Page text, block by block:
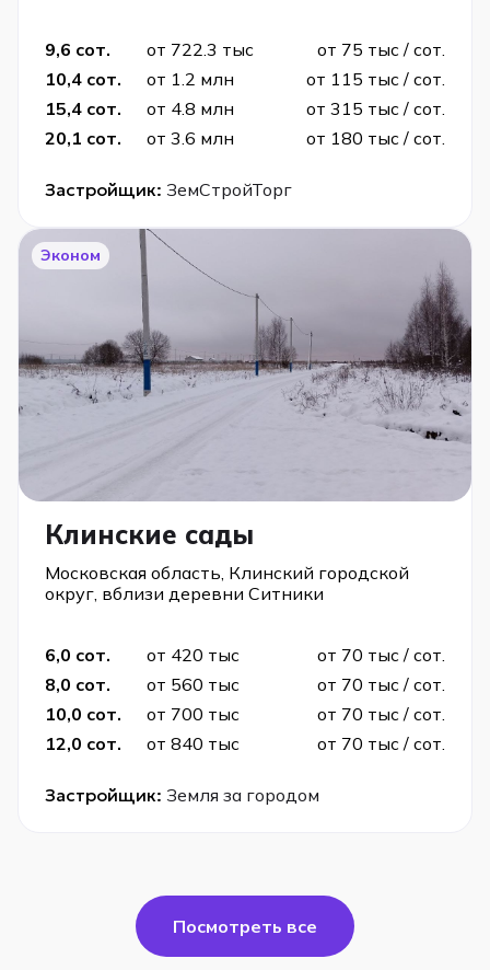
9,6 сот. от 722.3 тыс
от 75 тыс / сот.
10,4 сот.
от 1.2 млн
от 115 тыс / сот.
15,4 сот.
от 4.8 млн
от 315 тыс / сот.
20,1 сот.
от 3.6 млн от 180 тыс / сот.
Застройщик: ЗемСтройТорг
Эконом
Клинские сады
Московская область, Клинский городской
округ, вблизи деревни Ситники
6,0 сот. от 420 тыс
от 70 тыс / сот.
8,0 сот.
от 560 тыс
от 70 тыс / сот.
10,0 сот.
от 700 тыс
от 70 тыс / сот.
12,0 сот.
от 840 тыс от 70 тыс / сот.
Застройщик: Земля за городом
Посмотреть все